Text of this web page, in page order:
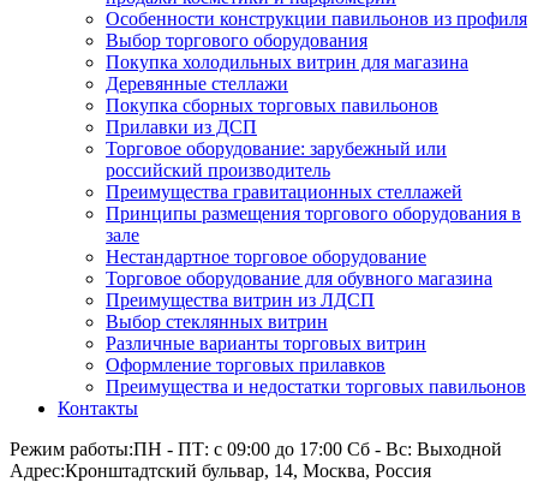
Особенности конструкции павильонов из профиля
Выбор торгового оборудования
Покупка холодильных витрин для магазина
Деревянные стеллажи
Покупка сборных торговых павильонов
Прилавки из ДСП
Торговое оборудование: зарубежный или
российский производитель
Преимущества гравитационных стеллажей
Принципы размещения торгового оборудования в
зале
Нестандартное торговое оборудование
Торговое оборудование для обувного магазина
Преимущества витрин из ЛДСП
Выбор стеклянных витрин
Различные варианты торговых витрин
Оформление торговых прилавков
Преимущества и недостатки торговых павильонов
Контакты
Режим работы:ПН - ПТ: с 09:00 до 17:00 Сб - Вс: Выходной
Адрес:Кронштадтский бульвар, 14, Москва, Россия